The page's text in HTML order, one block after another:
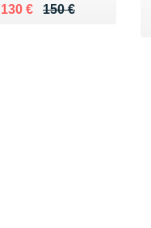
150 €
Au lieu de 150 €
130 €
Vendu 130 €